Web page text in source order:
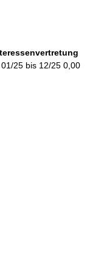
25 bis 12/25 0,00